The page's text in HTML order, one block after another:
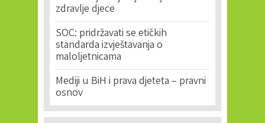
zdravlje djece
SOC: pridržavati se etičkih
standarda izvještavanja o
maloljetnicama
Mediji u BiH i prava djeteta – pravni
osnov